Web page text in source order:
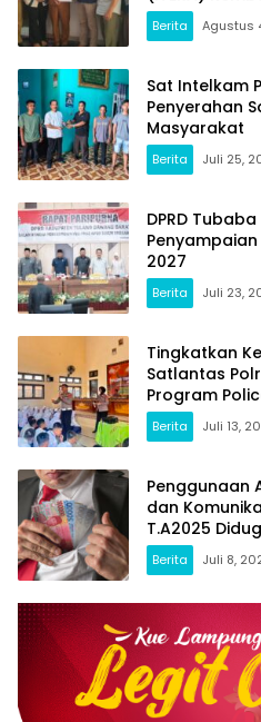
Menjadi
Berita Agustus
Sat Intelkam
Penyerahan
Masyarakat
Berita Juli 25,
DPRD
Penyampaian
2027
Berita Juli 23,
Tingkatkan
Satlantas
Program
1 Tumijajar
Berita Juli 13,
Penggunaan
dan
T.A2025
Indikasi
Fiktif
Berita Juli 8,